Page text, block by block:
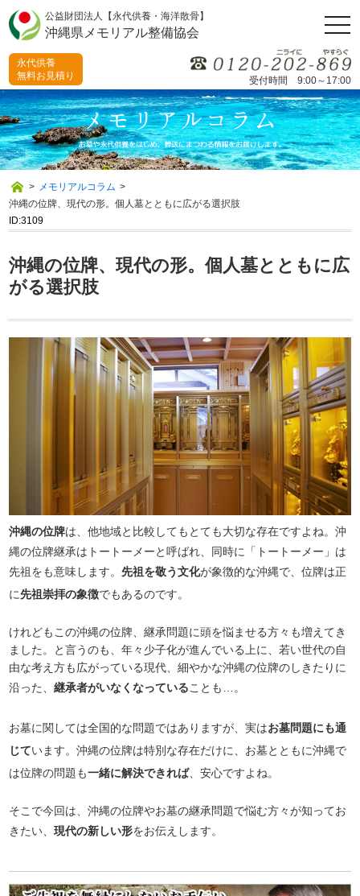
公益財団法人【永代供養・海洋散骨】
沖縄県メモリアル整備協会
受付時間 9:00～17:00
永代供養
無料お見積り
> メモリアルコラム >
沖縄の位牌、現代の形。個人墓とともに広がる選択肢
ID:3109
沖縄の位牌、現代の形。個人墓とともに広
がる選択肢
沖縄の位牌は、他地域と比較してもとても大切な存在ですよね。沖
縄の位牌継承はトートーメーと呼ばれ、同時に「トートーメー」は
先祖をも意味します。先祖を敬う文化が象徴的な沖縄で、位牌は正
に先祖崇拝の象徴でもあるのです。
けれどもこの沖縄の位牌、継承問題に頭を悩ませる方々も増えてき
ました。と言うのも、年々少子化が進んでいる上に、若い世代の自
由な考え方も広がっている現代、細やかな沖縄の位牌のしきたりに
沿った、継承者がいなくなっていることも…。
お墓に関しては全国的な問題ではありますが、実はお墓問題にも通
じています。沖縄の位牌は特別な存在だけに、お墓とともに沖縄で
は位牌の問題も一緒に解決できれば、安心ですよね。
そこで今回は、沖縄の位牌やお墓の継承問題で悩む方々が知ってお
きたい、現代の新しい形をお伝えします。